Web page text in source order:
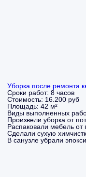
Уборка после ремонта
Сроки работ: 8 часов
Стоимость: 16.200 руб
Площадь: 42 м²
Виды выполненных
Произвели уборка от
Распаковали мебель от
Сделали сухую
В санузле убрали